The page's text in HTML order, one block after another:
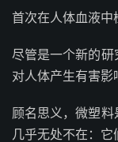
首次在人体血液中
尽管是一个新的
对人体产生有害影
顾名思义，微塑
几乎无处不在：它